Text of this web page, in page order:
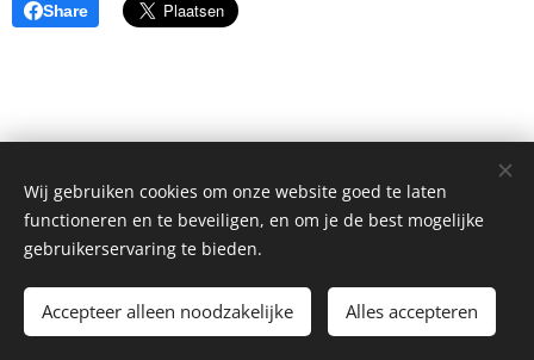
Share
©2026 Stichting Musical Producties Ap-Art
Cookies
Wij gebruiken cookies om onze website goed te laten
functioneren en te beveiligen, en om je de best mogelijke
gebruikerservaring te bieden.
Accepteer alleen noodzakelijke Alles accepteren